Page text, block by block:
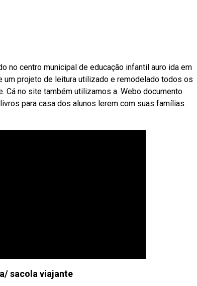
no centro municipal de educação infantil auro ida em
um projeto de leitura utilizado e remodelado todos os
Cá no site também utilizamos a. Webo documento
para casa dos alunos lerem com suas famílias.
sacola viajante